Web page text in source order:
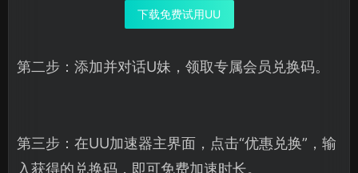
下载免费试用UU
第二步：添加并对话U妹，领取专属会员兑换码。
第三步：在UU加速器主界面，点击“优惠兑换”，输
入获得的兑换码，即可免费加速时长。